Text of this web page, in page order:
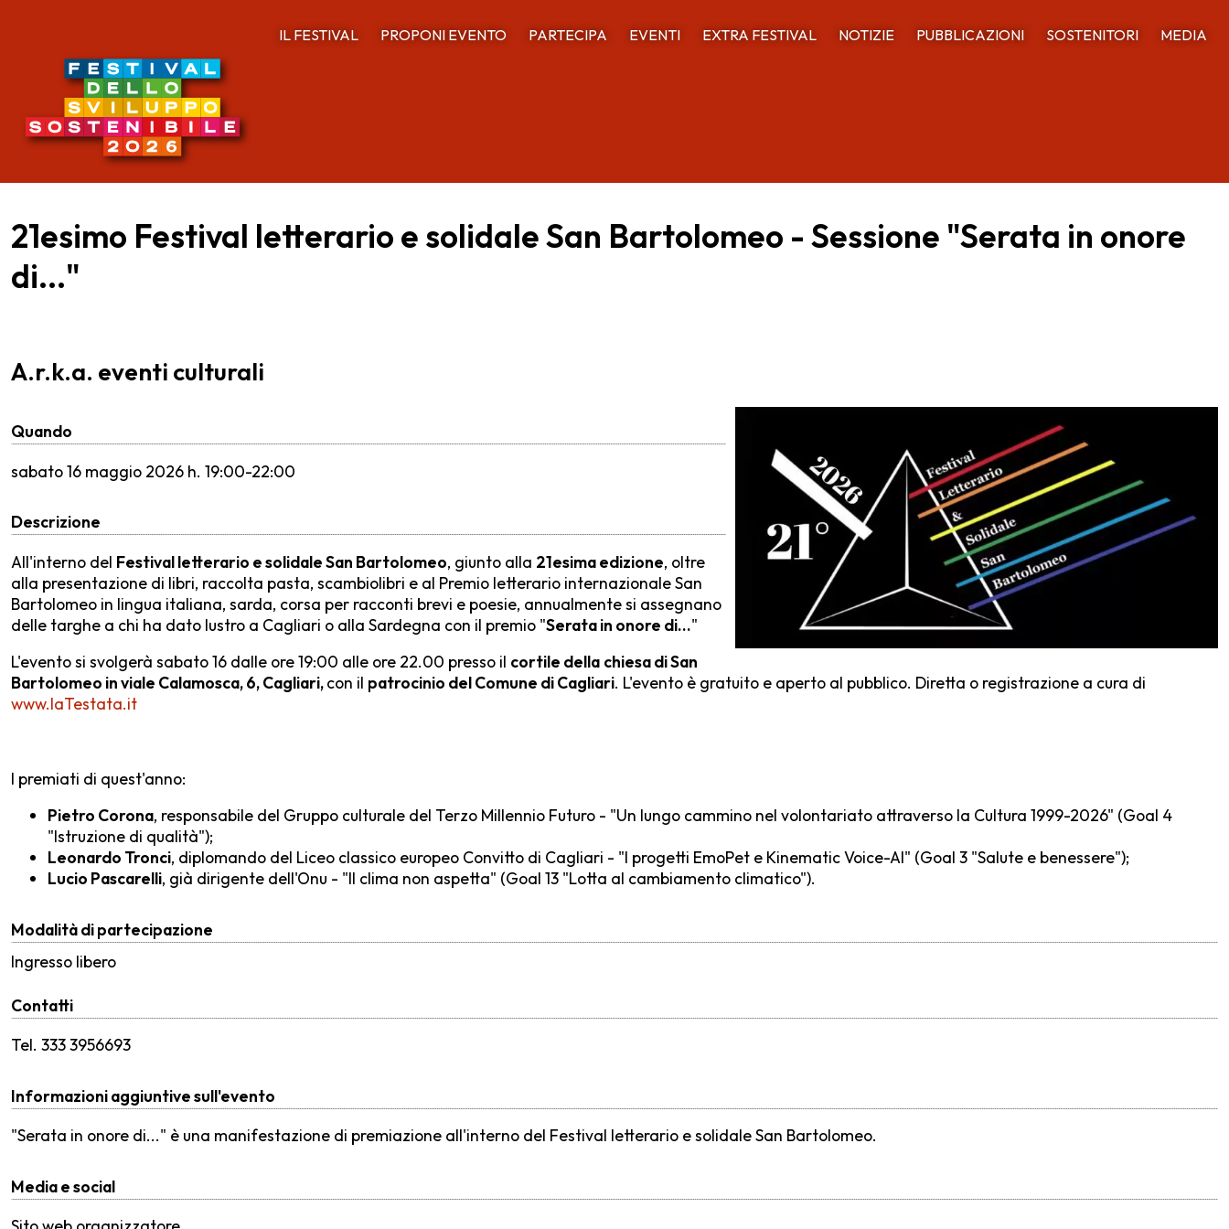
IL FESTIVAL PROPONI EVENTO PARTECIPA EVENTI EXTRA FESTIVAL NOTIZIE PUBBLICAZIONI SOSTENITORI MEDIA
21esimo Festival letterario e solidale San Bartolomeo - Sessione "Serata in onore
di..."
A.r.k.a. eventi culturali
Quando
sabato16 maggio 2026 h. 19:00-22:00
Descrizione
All'interno del Festival letterario e solidale San Bartolomeo, giunto alla 21esima edizione, oltre
alla presentazione di libri, raccolta pasta, scambiolibri e al Premio letterario internazionale San
Bartolomeo in lingua italiana, sarda, corsa per racconti brevi e poesie, annualmente si assegnano
delle targhe a chi ha dato lustro a Cagliari o alla Sardegna con il premio "Serata in onore di..."
L'evento si svolgerà sabato 16 dalle ore 19:00 alle ore 22.00 presso il cortile della chiesa di San
Bartolomeo in viale Calamosca, 6, Cagliari,con il patrocinio del Comune di Cagliari. L'evento è gratuito e aperto al pubblico. Diretta o registrazione a cura di
www.laTestata.it
I premiati di quest'anno:
Pietro Corona, responsabile del Gruppo culturale del Terzo Millennio Futuro - "Un lungo cammino nel volontariato attraverso la Cultura 1999-2026" (Goal 4
"Istruzione di qualità");
Leonardo Tronci, diplomando del Liceo classico europeo Convitto di Cagliari - "I progetti EmoPet e Kinematic Voice-AI" (Goal 3 "Salute e benessere");
Lucio Pascarelli, già dirigente dell'Onu - "Il clima non aspetta" (Goal 13 "Lotta al cambiamento climatico").
Modalità di partecipazione
Ingresso libero
Contatti
Tel. 333 3956693
Informazioni aggiuntive sull'evento
"Serata in onore di..." è una manifestazione di premiazione all'interno del Festival letterario e solidale San Bartolomeo.
Media e social